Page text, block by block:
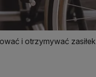
i otrzymywać zasiłek